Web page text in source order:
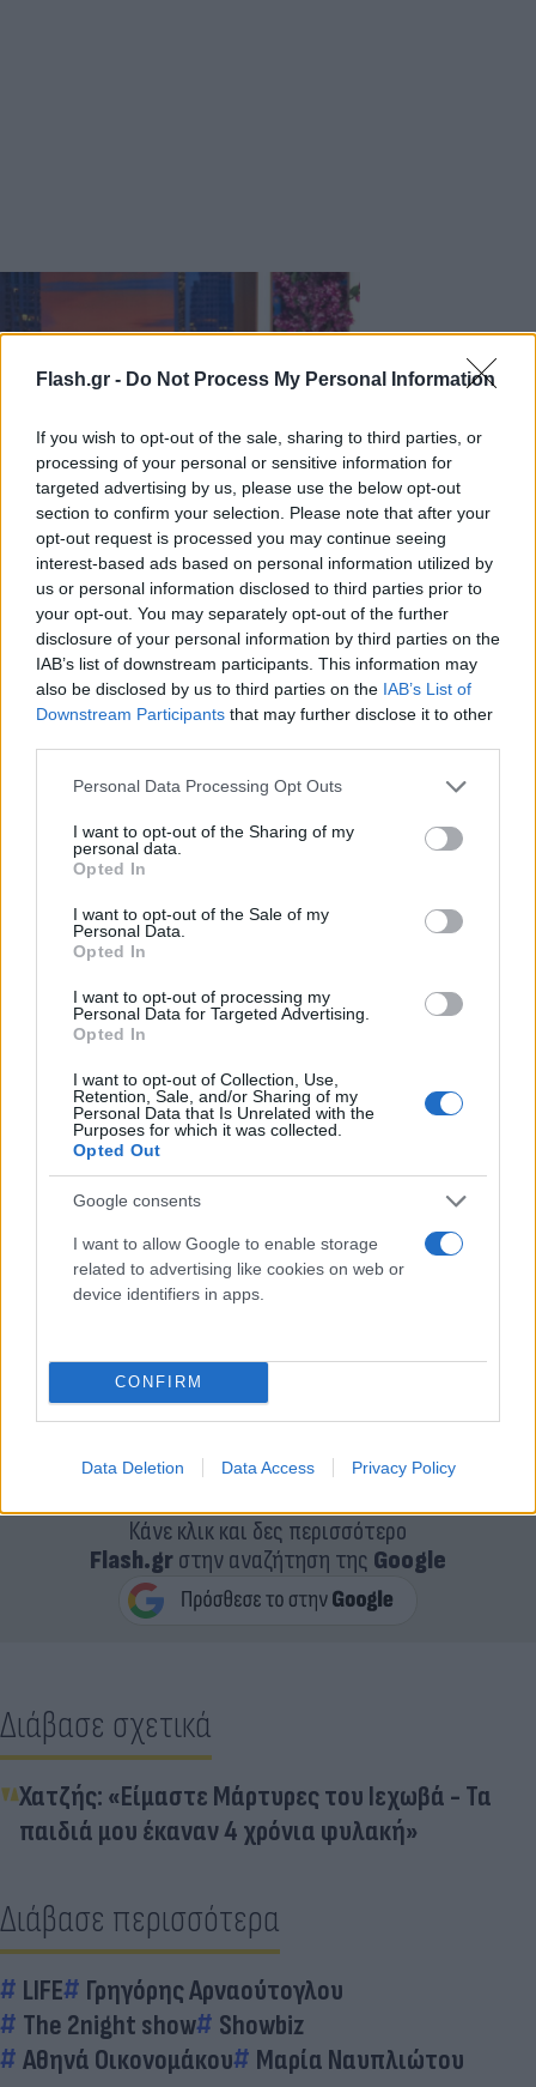
Flash.gr - Do Not Process My Personal Information
If you wish to opt-out of the sale, sharing to third parties, or
processing of your personal or sensitive information for
targeted advertising by us, please use the below opt-out
section to confirm your selection. Please note that after your
opt-out request is processed you may continue seeing
interest-based ads based on personal information utilized by
us or personal information disclosed to third parties prior to
your opt-out. You may separately opt-out of the further
disclosure of your personal information by third parties on the
IAB’s list of downstream participants. This information may
also be disclosed by us to third parties on the IAB’s List of
Downstream Participants that may further disclose it to other
Please note that this website/app uses one or more Google
not limited to your visit or usage behaviour. You may click to
grant or deny consent to Google and its third-party tags to
use your data for below specified purposes in below Google
consent section.
Personal Data Processing Opt Outs
I want to opt-out of the Sharing of my
personal data.
Opted In
I want to opt-out of the Sale of my
Personal Data.
Opted In
I want to opt-out of processing my
Personal Data for Targeted Advertising.
Opted In
I want to opt-out of Collection, Use,
Retention, Sale, and/or Sharing of my
Personal Data that Is Unrelated with the
Purposes for which it was collected.
Opted Out
Google consents
I want to allow Google to enable storage
related to advertising like cookies on web or
device identifiers in apps.
CONFIRM
Data Deletion Data Access Privacy Policy
Στο δεύτερο μέρος της εκπομπής, ο Γρηγόρης
«The 2Night Show» τη Μαρία Ναυπλιώτου. Η
αγαπημένη ηθοποιός εξηγεί γιατί την ενοχλούσε
στο παρελθόν το θέμα της ομορφιάς, μιλάει με
αγάπη για την τηλεόραση, που την έκανε γνωστή
δυσκολία της να τη συνδυάζει με το θέατρο. Γιατί
έπρεπε να αφήσει τον χορό για την υποκριτική;
Ποιος την παρότρυνε να ασχοληθεί με την
τηλεόραση και το σινεμά; Γιατί προτίμησε τους
ρεπερτορίου στο θέατρο και έβαλε στην άκρη τη
δημοσιότητα και τα χρήματα; Τέλος, η Μαρία
παράσταση «Φιλουμένα Μαρτουράνο», που
πρωταγωνιστεί φέτος, έχει ξεχωριστή θέση στη
Κάνε κλικ και δες περισσότερο
Flash.grστην αναζήτηση της Google
Διάβασε σχετικά
Χατζής: «Είμαστε Μάρτυρες του Ιεχωβά - Τα
παιδιά μου έκαναν 4 χρόνια φυλακή»
Διάβασε περισσότερα
LIFE
Γρηγόρης Αρναούτογλου
The 2night show
Showbiz
Αθηνά Οικονομάκου
Μαρία Ναυπλιώτου